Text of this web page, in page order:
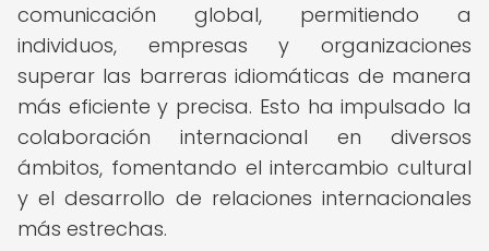
comunicación global, permitiendo a
individuos, empresas y organizaciones
superar las barreras idiomáticas de manera
más eficiente y precisa. Esto ha impulsado la
colaboración internacional en diversos
ámbitos, fomentando el intercambio cultural
y el desarrollo de relaciones internacionales
más estrechas.